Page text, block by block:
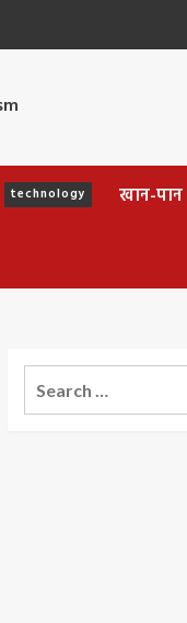
technology खान-पान
for: